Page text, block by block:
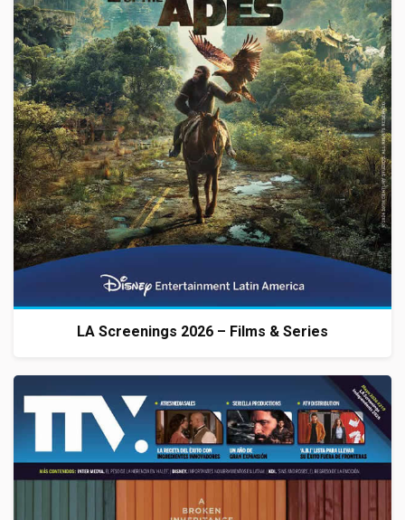
LA Screenings 2026 – Films & Series